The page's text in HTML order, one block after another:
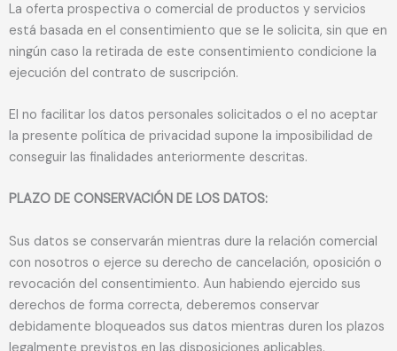
La oferta prospectiva o comercial de productos y servicios
está basada en el consentimiento que se le solicita, sin que en
ningún caso la retirada de este consentimiento condicione la
ejecución del contrato de suscripción.
El no facilitar los datos personales solicitados o el no aceptar
la presente política de privacidad supone la imposibilidad de
conseguir las finalidades anteriormente descritas.
PLAZO DE CONSERVACIÓN DE LOS DATOS:
Sus datos se conservarán mientras dure la relación comercial
con nosotros o ejerce su derecho de cancelación, oposición o
revocación del consentimiento. Aun habiendo ejercido sus
derechos de forma correcta, deberemos conservar
debidamente bloqueados sus datos mientras duren los plazos